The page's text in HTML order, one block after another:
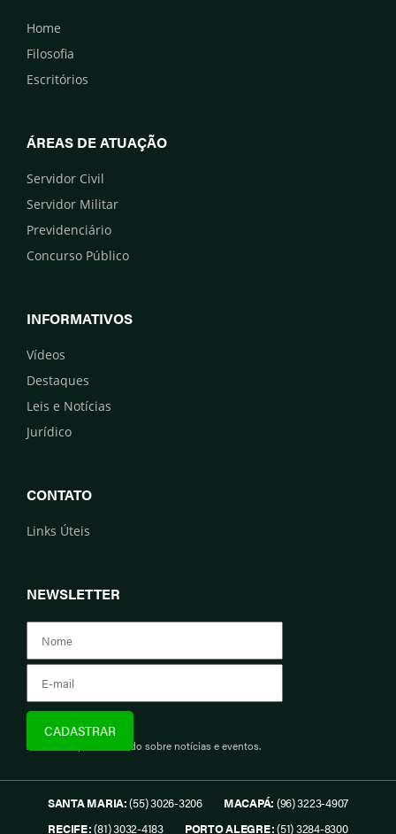
Home
Filosofia
Escritórios
ÁREAS DE ATUAÇÃO
Servidor Civil
Servidor Militar
Previdenciário
Concurso Público
INFORMATIVOS
Vídeos
Destaques
Leis e Notícias
Jurídico
CONTATO
Links Úteis
NEWSLETTER
Assine e fique informado sobre notícias e eventos.
SANTA MARIA:(55) 3026-3206 MACAPÁ: (96) 3223-4907
RECIFE:(81) 3032-4183 PORTO ALEGRE:(51) 3284-8300